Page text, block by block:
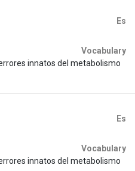
Es
Vocabulary
innatos del metabolismo
Es
Vocabulary
innatos del metabolismo